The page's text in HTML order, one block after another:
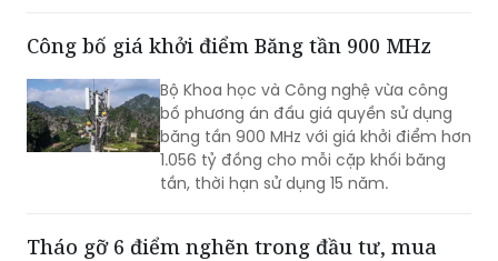
Công bố giá khởi điểm Băng tần 900 MHz
Bộ Khoa học và Công nghệ vừa công
bố phương án đấu giá quyền sử dụng
băng tần 900 MHz với giá khởi điểm hơn
1.056 tỷ đồng cho mỗi cặp khối băng
tần, thời hạn sử dụng 15 năm.
Tháo gỡ 6 điểm nghẽn trong đầu tư, mua